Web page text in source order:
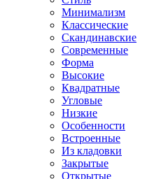
Минимализм
Классические
Скандинавские
Современные
Форма
Высокие
Квадратные
Угловые
Низкие
Особенности
Встроенные
Из кладовки
Закрытые
Открытые